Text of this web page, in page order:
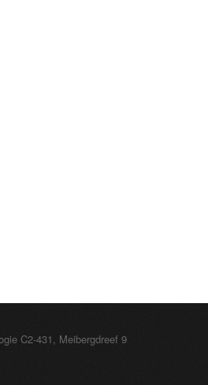
C2-431, Meibergdreef 9